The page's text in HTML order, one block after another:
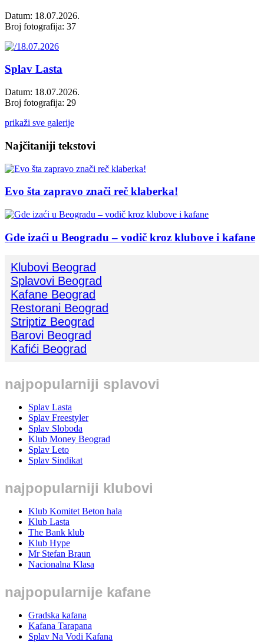
Datum: 18.07.2026.
Broj fotografija: 37
Splav Lasta
Datum: 18.07.2026.
Broj fotografija: 29
prikaži sve galerije
Najčitaniji tekstovi
Evo šta zapravo znači reč klaberka!
Gde izaći u Beogradu – vodič kroz klubove i kafane
Klubovi Beograd
Splavovi Beograd
Kafane Beograd
Restorani Beograd
Striptiz Beograd
Barovi Beograd
Kafići Beograd
najpopularniji splavovi
Splav Lasta
Splav Freestyler
Splav Sloboda
Klub Money Beograd
Splav Leto
Splav Sindikat
najpopularniji klubovi
Klub Komitet Beton hala
Klub Lasta
The Bank klub
Klub Hype
Mr Stefan Braun
Nacionalna Klasa
najpopularnije kafane
Gradska kafana
Kafana Tarapana
Splav Na Vodi Kafana